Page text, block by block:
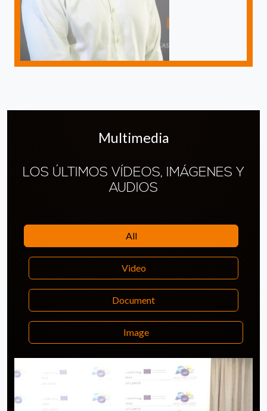
Multimedia
LOS ÚLTIMOS VÍDEOS, IMÁGENES Y
AUDIOS
All
Video
Document
Image